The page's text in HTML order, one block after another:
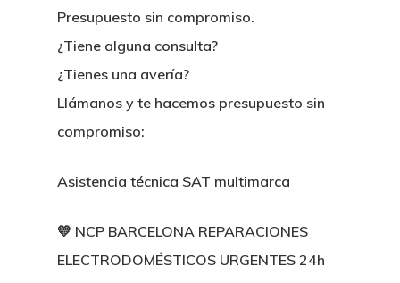
Presupuesto sin compromiso.
¿Tiene alguna consulta?
¿Tienes una avería?
Llámanos y te hacemos presupuesto sin
compromiso:
Asistencia técnica SAT multimarca
💛 NCP BARCELONA REPARACIONES
ELECTRODOMÉSTICOS URGENTES 24h